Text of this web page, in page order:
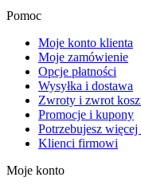
Pomoc
Moje konto klienta
Moje zamówienie
Opcje płatności
Wysyłka i dostawa
Zwroty i zwrot
Promocje i kupony
Potrzebujesz
Klienci firmowi
Moje konto